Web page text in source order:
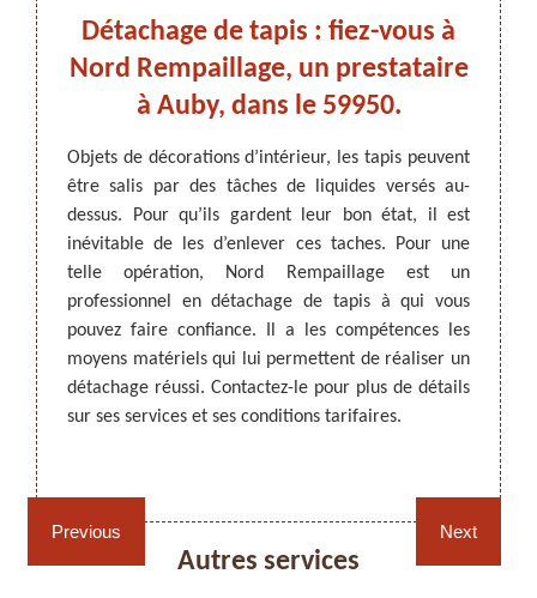
ARTISAN DEZITTER , REMPAILLAGE -
CANNAGE - RECOLLAGE, 59 NORD
Rempaillage fauteuil,
chaises et sièges 59
Cannage fauteuil, chaises
et sièges 59
Previous
le
sont
en
les
Détachage de tapis : fiez-vous à
Nord Rempaillage, un prestataire
à Auby, dans le 59950.
Objets de décorations d’intérieur, les tapis peuvent
être salis par des tâches de liquides versés au-
dessus. Pour qu’ils gardent leur bon état, il est
inévitable de les d’enlever ces taches. Pour une
telle opération, Nord Rempaillage est un
professionnel en détachage de tapis à qui vous
pouvez faire confiance. Il a les compétences les
moyens matériels qui lui permettent de réaliser un
détachage réussi. Contactez-le pour plus de détails
sur ses services et ses conditions tarifaires.
du
un
est
de
Next
Autres services